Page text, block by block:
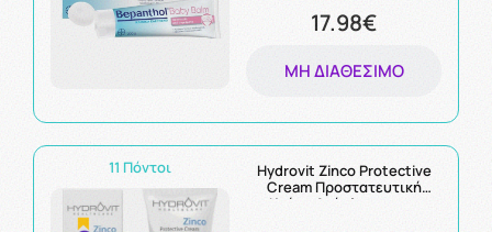
17.98€
ΜΗ ΔΙΑΘΈΣΙΜΟ
11 Πόντοι
Hydrovit Zinco Protective
Cream Προστατευτική
Κρέμα Ανάπλασης της